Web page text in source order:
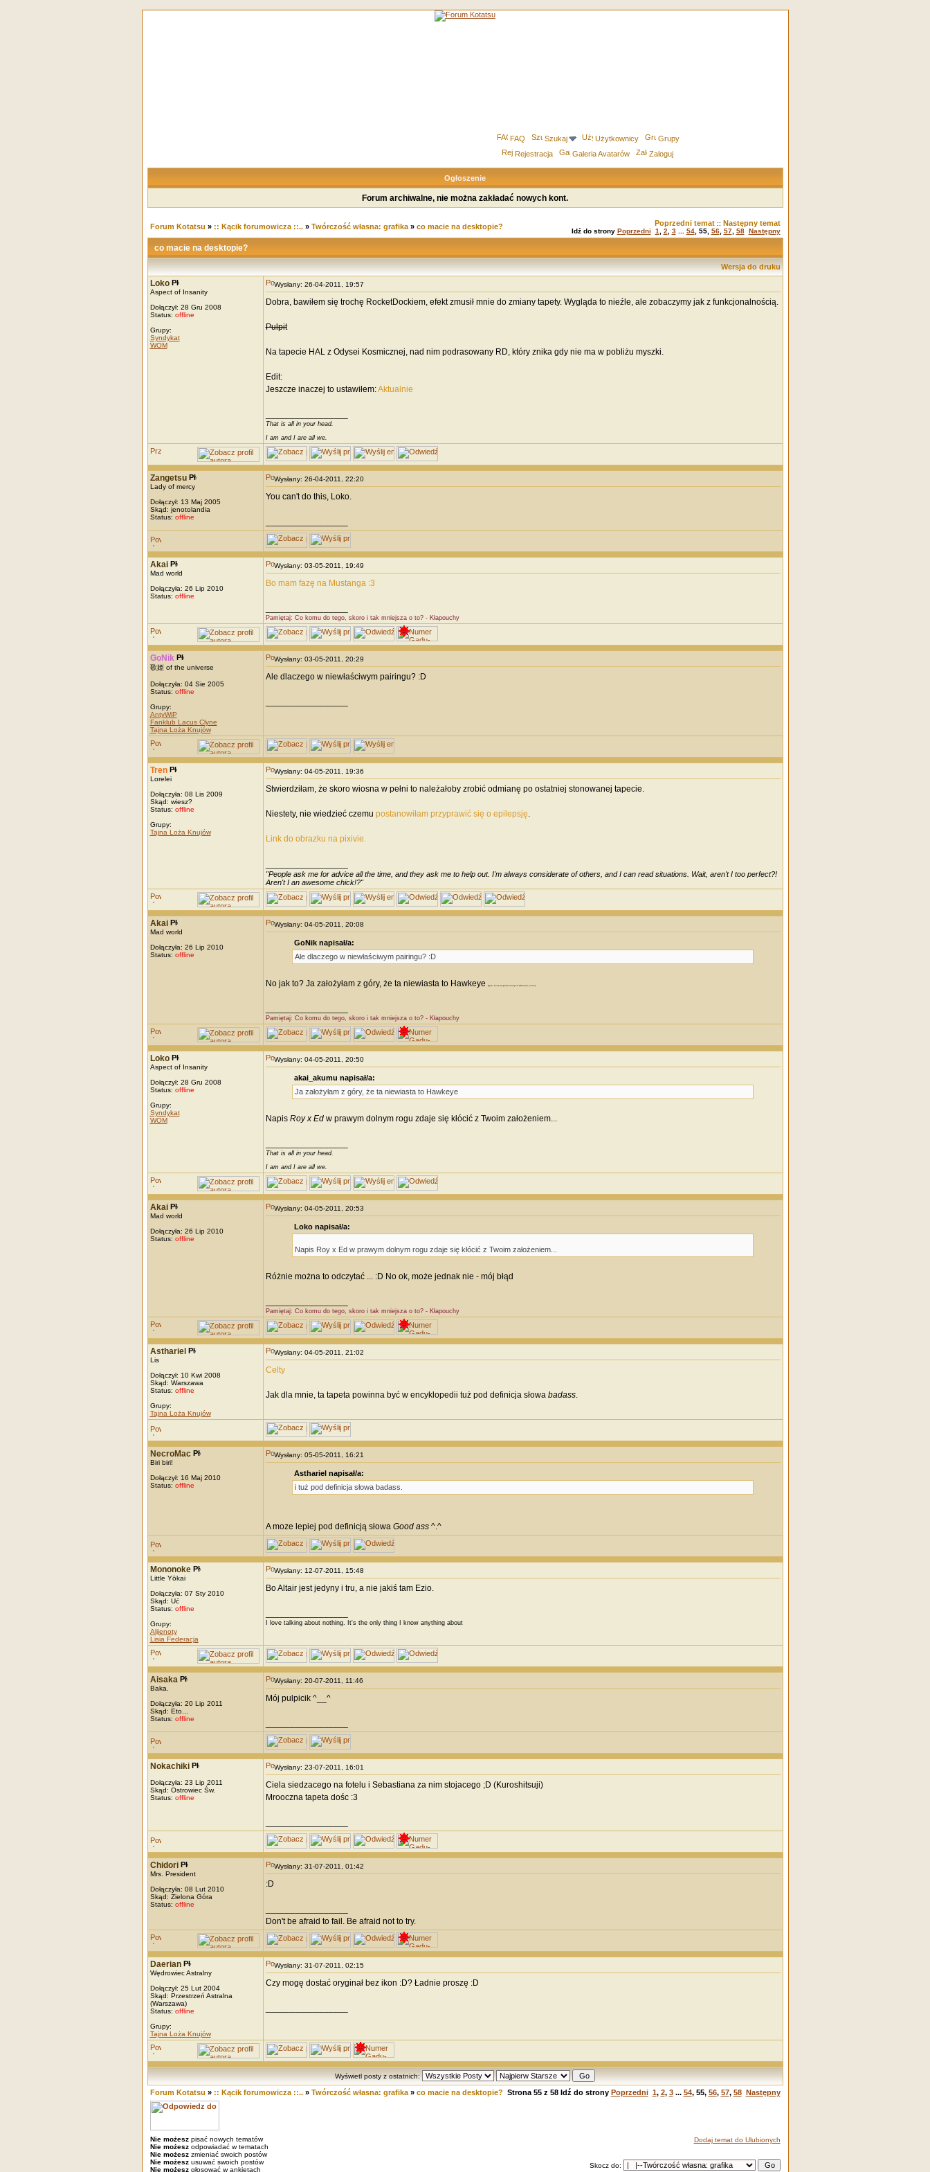
FAQ Szukaj Użytkownicy
Grupy
Rejestracja
Galeria Avatarów Zaloguj
Ogłoszenie
Forum archiwalne, nie można zakładać nowych kont.
Forum Kotatsu » :: Kącik forumowicza ::..» Twórczość własna: grafika» co macie na desktopie? Poprzedni temat:: Następny temat
Idź do strony Poprzedni 1 2 3... 54, 55, 56, 57, 58 Następny
co macie na desktopie?
Wersja do druku
Loko
Aspect of Insanity
Dołączył: 28 Gru 2008
Status: offline
Grupy:
Syndykat
WOM
Wysłany: 26-04-2011, 19:57
Dobra, bawiłem się trochę RocketDockiem, efekt zmusił mnie do zmiany tapety. Wygląda to nieźle, ale zobaczymy jak z funkcjonalnością.
Pulpit
Na tapecie HAL z Odysei Kosmicznej, nad nim podrasowany RD, który znika gdy nie ma w pobliżu myszki.
Edit:
Jeszcze inaczej to ustawiłem:Aktualnie
That is all in your head.
I am and I are all we.
Zangetsu
Lady of mercy
Dołączył: 13 Maj 2005
Skąd: jenotolandia
Status: offline
Wysłany: 26-04-2011, 22:20
You can't do this, Loko.
Akai
Mad world
Dołączyła: 26 Lip 2010
Status: offline
Wysłany: 03-05-2011, 19:49
Bo mam fazę na Mustanga :3
Pamiętaj: Co komu do tego, skoro i tak mniejsza o to? - Kłapouchy
GoNik
歌姫 of the universe
Dołączyła: 04 Sie 2005
Status: offline
Grupy:
AntyWiP
Fanklub Lacus Clyne
Tajna Loża Knujów
Wysłany: 03-05-2011, 20:29
Ale dlaczego w niewłaściwym pairingu? :D
Tren
Lorelei
Dołączyła: 08 Lis 2009
Skąd: wiesz?
Status: offline
Grupy:
Tajna Loża Knujów
Wysłany: 04-05-2011, 19:36
Stwierdziłam, że skoro wiosna w pełni to należałoby zrobić odmianę po ostatniej stonowanej tapecie.
Niestety, nie wiedzieć czemu postanowiłam przyprawić się o epilepsję.
Link do obrazku na pixivie.
"People ask me for advice all the time, and they ask me to help out. I'm always considerate of others, and I can read situations. Wait, aren't I too perfect?!
Aren't I an awesome chick!?"
Akai
Mad world
Dołączyła: 26 Lip 2010
Status: offline
Wysłany: 04-05-2011, 20:08
GoNik napisał/a:
Ale dlaczego w niewłaściwym pairingu? :D
No jak to? Ja założyłam z góry, że ta niewiasta to Hawkeye (tyle, że w rozpuszczonych włosach, ot co)
Pamiętaj: Co komu do tego, skoro i tak mniejsza o to? - Kłapouchy
Loko
Aspect of Insanity
Dołączył: 28 Gru 2008
Status: offline
Grupy:
Syndykat
WOM
Wysłany: 04-05-2011, 20:50
akai_akumu napisał/a:
Ja założyłam z góry, że ta niewiasta to Hawkeye
Napis Roy x Edw prawym dolnym rogu zdaje się kłócić z Twoim założeniem...
That is all in your head.
I am and I are all we.
Akai
Mad world
Dołączyła: 26 Lip 2010
Status: offline
Wysłany: 04-05-2011, 20:53
Loko napisał/a:
Napis Roy x Ed w prawym dolnym rogu zdaje się kłócić z Twoim założeniem...
Różnie można to odczytać ... :D No ok, może jednak nie - mój błąd
Pamiętaj: Co komu do tego, skoro i tak mniejsza o to? - Kłapouchy
Asthariel
Lis
Dołączył: 10 Kwi 2008
Skąd: Warszawa
Status: offline
Grupy:
Tajna Loża Knujów
Wysłany: 04-05-2011, 21:02
Celty
Jak dla mnie, ta tapeta powinna być w encyklopedii tuż pod definicja słowa badass.
NecroMac
Biri biri!
Dołączył: 16 Maj 2010
Status: offline
Wysłany: 05-05-2011, 16:21
Asthariel napisał/a:
i tuż pod definicja słowa badass.
A moze lepiej pod definicją słowa Good ass^.^
Mononoke
Little Yōkai
Dołączyła: 07 Sty 2010
Skąd: Uć
Status: offline
Grupy:
Alijenoty
Lisia Federacja
Wysłany: 12-07-2011, 15:48
Bo Altair jest jedyny i tru, a nie jakiś tam Ezio.
I love talking about nothing. It's the only thing I know anything about
Aisaka
Baka.
Dołączyła: 20 Lip 2011
Skąd: Eto...
Status: offline
Wysłany: 20-07-2011, 11:46
Mój pulpicik ^__^
Nokachiki
Dołączyła: 23 Lip 2011
Skąd: Ostrowiec Św.
Status: offline
Wysłany: 23-07-2011, 16:01
Ciela siedzacego na fotelu i Sebastiana za nim stojacego ;D (Kuroshitsuji)
Mrooczna tapeta dośc :3
Chidori
Mrs. President
Dołączyła: 08 Lut 2010
Skąd: Zielona Góra
Status: offline
Wysłany: 31-07-2011, 01:42
:D
Don't be afraid to fail. Be afraid not to try.
Daerian
Wędrowiec Astralny
Dołączył: 25 Lut 2004
Skąd: Przestrzeń Astralna
(Warszawa)
Status: offline
Grupy:
Tajna Loża Knujów
Wysłany: 31-07-2011, 02:15
Czy mogę dostać oryginał bez ikon :D? Ładnie proszę :D
Wyświetl posty z ostatnich:
Forum Kotatsu » :: Kącik forumowicza ::..» Twórczość własna: grafika» co macie na desktopie? Strona 55z 58Idź do strony Poprzedni 1, 2, 3... 54, 55, 56, 57, 58 Następny
Nie możeszpisać nowych tematów
Nie możeszodpowiadać w tematach
Nie możeszzmieniać swoich postów
Nie możeszusuwać swoich postów
Nie możeszgłosować w ankietach
Dodaj temat do Ulubionych
Skocz do: